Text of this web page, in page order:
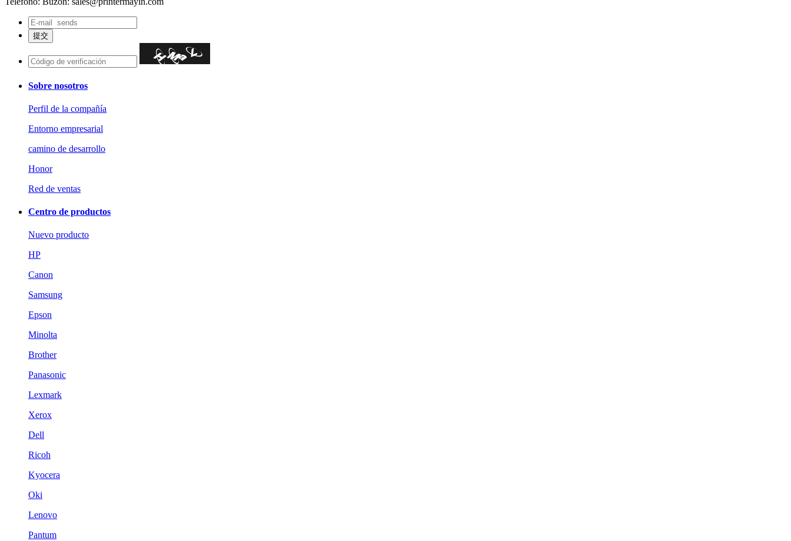
Sobre nosotros
Perfil de la compañía
Entorno empresarial
camino de desarrollo
Honor
Red de ventas
Centro de productos
Nuevo producto
HP
Canon
Samsung
Epson
Minolta
Brother
Panasonic
Lexmark
Xerox
Dell
Ricoh
Kyocera
Oki
Lenovo
Pantum